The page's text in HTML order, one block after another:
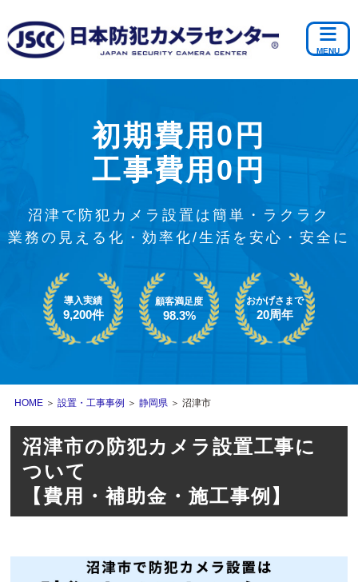
初期費用0円
工事費用0円
沼津で防犯カメラ設置は簡単・ラクラク
業務の見える化・効率化/生活を安心・安全に
導入実績
9,200件
顧客満足度
98.3%
おかげさまで
20周年
HOME ＞設置・工事事例 ＞静岡県 ＞ 沼津市
沼津市の防犯カメラ設置工事に
ついて
【費用・補助金・施工事例】